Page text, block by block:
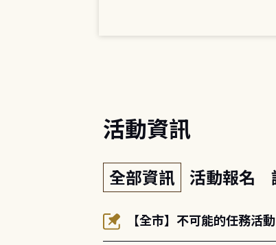
活動資訊
全部資訊 活動報名
【全市】不可能的任務活動